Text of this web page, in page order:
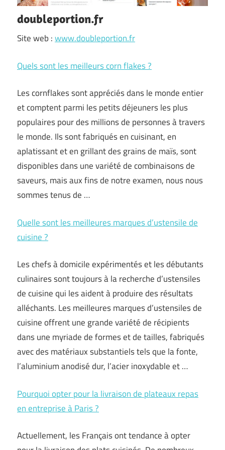
doubleportion.fr
Site web :www.doubleportion.fr
Quels sont les meilleurs corn flakes ?
Les cornflakes sont appréciés dans le monde entier
et comptent parmi les petits déjeuners les plus
populaires pour des millions de personnes à travers
le monde. Ils sont fabriqués en cuisinant, en
aplatissant et en grillant des grains de maïs, sont
disponibles dans une variété de combinaisons de
saveurs, mais aux fins de notre examen, nous nous
sommes tenus de …
Quelle sont les meilleures marques d’ustensile de
cuisine ?
Les chefs à domicile expérimentés et les débutants
culinaires sont toujours à la recherche d’ustensiles
de cuisine qui les aident à produire des résultats
alléchants. Les meilleures marques d’ustensiles de
cuisine offrent une grande variété de récipients
dans une myriade de formes et de tailles, fabriqués
avec des matériaux substantiels tels que la fonte,
l’aluminium anodisé dur, l’acier inoxydable et …
Pourquoi opter pour la livraison de plateaux repas
en entreprise à Paris ?
Actuellement, les Français ont tendance à opter